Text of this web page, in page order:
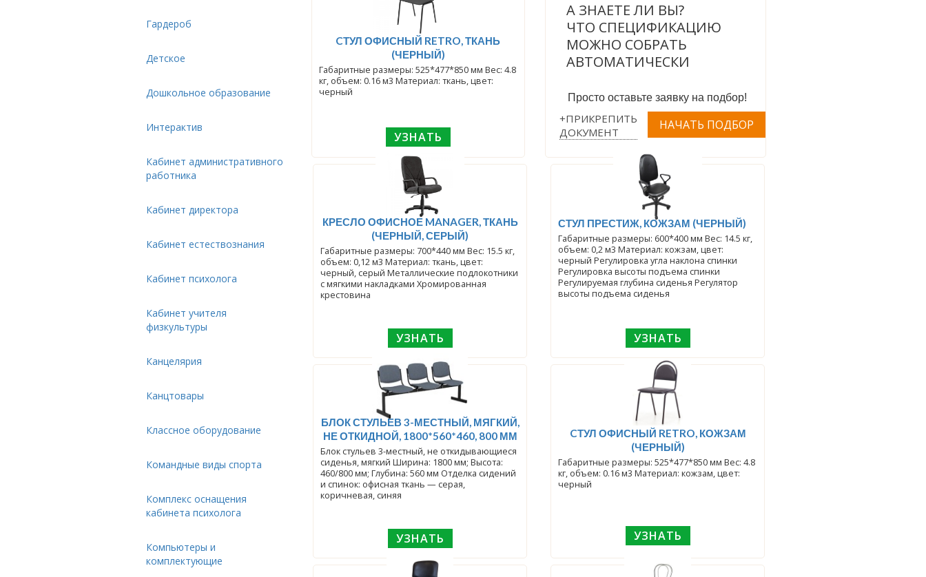
Гардероб
Детское
Дошкольное образование
Интерактив
Кабинет административного
работника
Кабинет директора
Кабинет естествознания
Кабинет психолога
Кабинет учителя
физкультуры
Канцелярия
Канцтовары
Классное оборудование
Командные виды спорта
Комплекс оснащения
кабинета психолога
Компьютеры и
комплектующие
CТУЛ ОФИСНЫЙ RETRO, ТКАНЬ
(ЧЕРНЫЙ)
Габаритные размеры: 525*477*850 мм Вес: 4.8
кг, объем: 0.16 м3 Материал: ткань, цвет:
черный
УЗНАТЬ
А ЗНАЕТЕ ЛИ ВЫ?
ЧТО СПЕЦИФИКАЦИЮ
МОЖНО СОБРАТЬ
АВТОМАТИЧЕСКИ
Просто оставьте заявку на подбор!
+ПРИКРЕПИТЬ
ДОКУМЕНТ
КРЕСЛО ОФИСНОЕ MANAGER, ТКАНЬ
(ЧЕРНЫЙ, СЕРЫЙ)
Габаритные размеры: 700*440 мм Вес: 15.5 кг,
объем: 0,12 м3 Материал: ткань, цвет:
черный, серый Металлические подлокотники
с мягкими накладками Хромированная
крестовина
УЗНАТЬ
СТУЛ ПРЕСТИЖ, КОЖЗАМ (ЧЕРНЫЙ)
Габаритные размеры: 600*400 мм Вес: 14.5 кг,
объем: 0,2 м3 Материал: кожзам, цвет:
черный Регулировка угла наклона спинки
Регулировка высоты подъема спинки
Регулируемая глубина сиденья Регулятор
высоты подъема сиденья
УЗНАТЬ
БЛОК СТУЛЬЕВ 3-МЕСТНЫЙ, МЯГКИЙ,
НЕ ОТКИДНОЙ, 1800*560*460, 800 ММ
Блок стульев 3-местный, не откидывающиеся
сиденья, мягкий Ширина: 1800 мм; Высота:
460/800 мм; Глубина: 560 мм Отделка сидений
и спинок: офисная ткань — серая,
коричневая, синяя
УЗНАТЬ
CТУЛ ОФИСНЫЙ RETRO, КОЖЗАМ
(ЧЕРНЫЙ)
Габаритные размеры: 525*477*850 мм Вес: 4.8
кг, объем: 0.16 м3 Материал: кожзам, цвет:
черный
УЗНАТЬ